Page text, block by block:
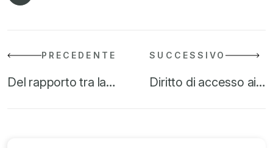
PRECEDENTE
Del rapporto tra la…
SUCCESSIVO
Diritto di accesso ai…